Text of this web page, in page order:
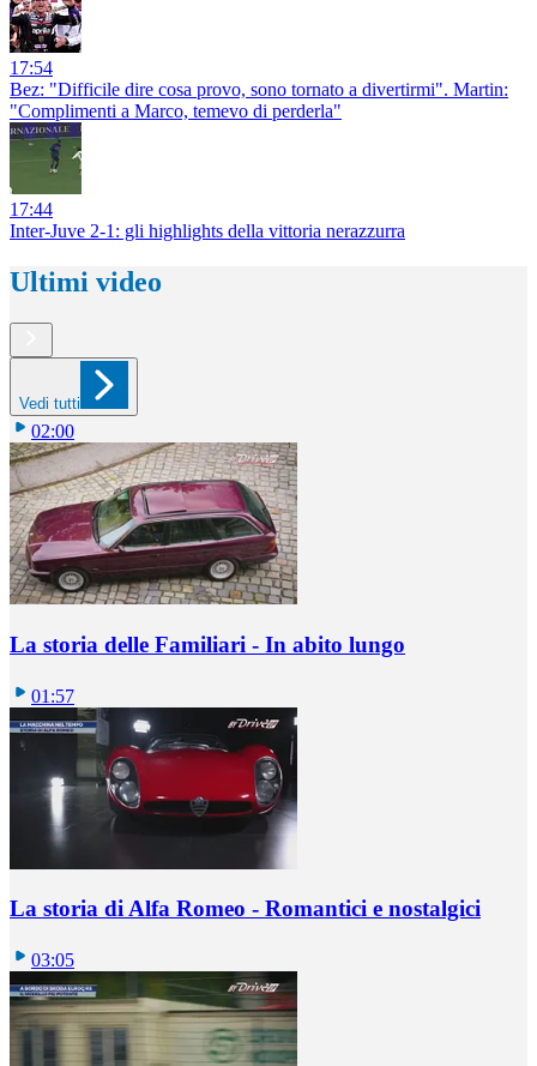
17:54
Bez: "Difficile dire cosa provo, sono tornato a divertirmi". Martin:
"Complimenti a Marco, temevo di perderla"
17:44
Inter-Juve 2-1: gli highlights della vittoria nerazzurra
Ultimi video
Vedi tutti
02:00
La storia delle Familiari - In abito lungo
01:57
La storia di Alfa Romeo - Romantici e nostalgici
03:05